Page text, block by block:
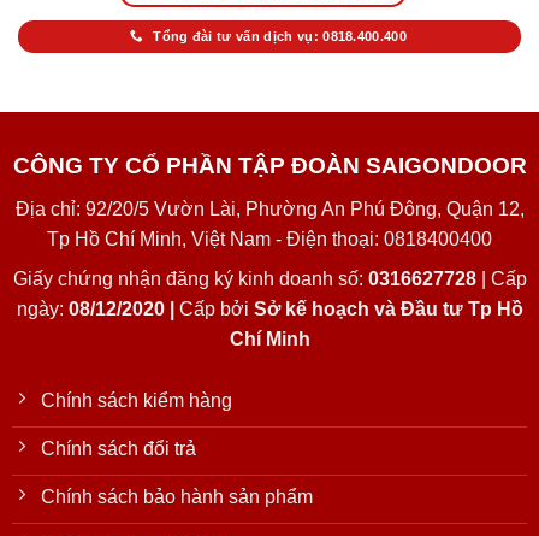
Tổng đài tư vấn dịch vụ: 0818.400.400
CÔNG TY CỔ PHẦN TẬP ĐOÀN SAIGONDOOR
Địa chỉ: 92/20/5 Vườn Lài, Phường An Phú Đông, Quận 12,
Tp Hồ Chí Minh, Việt Nam - Điện thoại: 0818400400
Giấy chứng nhận đăng ký kinh doanh số: 0316627728| Cấp
ngày: 08/12/2020 | Cấp bởi Sở kế hoạch và Đầu tư Tp Hồ
Chí Minh
Chính sách kiểm hàng
Chính sách đổi trả
Chính sách bảo hành sản phẩm